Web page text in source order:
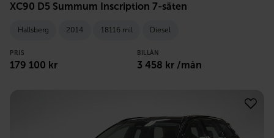
XC90 D5 Summum Inscription 7-säten
Hallsberg 2014 18116 mil Diesel
PRIS
179 100 kr
BILLÅN
3 458 kr /mån